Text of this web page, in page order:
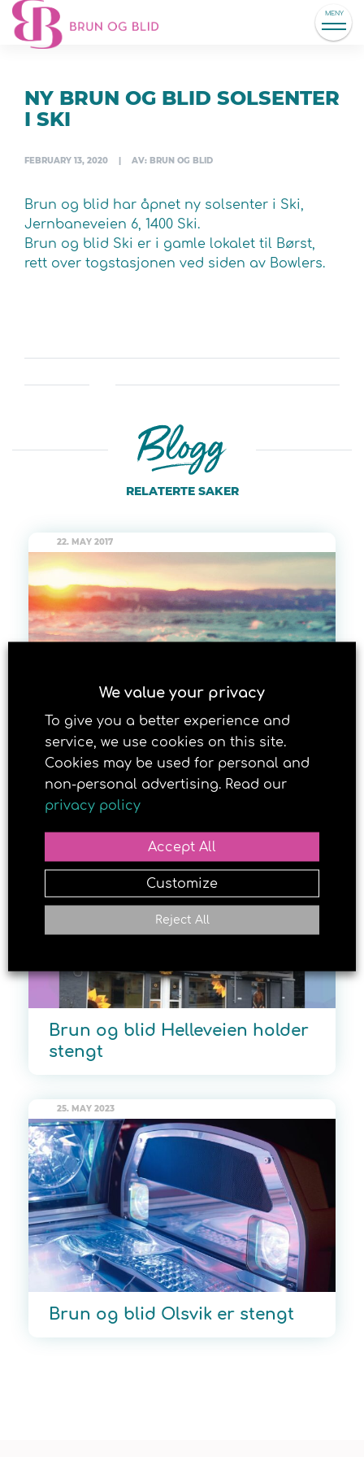
MENY
NY BRUN OG BLID SOLSENTER
I SKI
FEBRUARY 13, 2020 | AV: BRUN OG BLID
Brun og blid har åpnet ny solsenter i Ski,
Jernbaneveien 6, 1400 Ski.
Brun og blid Ski er i gamle lokalet til Børst,
rett over togstasjonen ved siden av Bowlers.
RELATERTE SAKER
22. MAY 2017
Cecilia elsker konkurranse: –
Kan få til alt jeg ønsker
Brun og blid Helleveien holder
stengt
25. MAY 2023
Brun og blid Olsvik er stengt
We value your privacy
To give you a better experience and
service, we use cookies on this site.
Cookies may be used for personal and
non-personal advertising. Read our
privacy policy
Accept All
Reject All
Customize